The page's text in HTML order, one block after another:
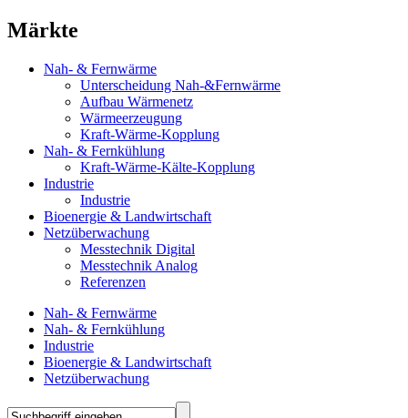
Märkte
Nah- & Fernwärme
Unterscheidung Nah-&Fernwärme
Aufbau Wärmenetz
Wärmeerzeugung
Kraft-Wärme-Kopplung
Nah- & Fernkühlung
Kraft-Wärme-Kälte-Kopplung
Industrie
Industrie
Bioenergie & Landwirtschaft
Netzüberwachung
Messtechnik Digital
Messtechnik Analog
Referenzen
Nah- & Fernwärme
Nah- & Fernkühlung
Industrie
Bioenergie & Landwirtschaft
Netzüberwachung